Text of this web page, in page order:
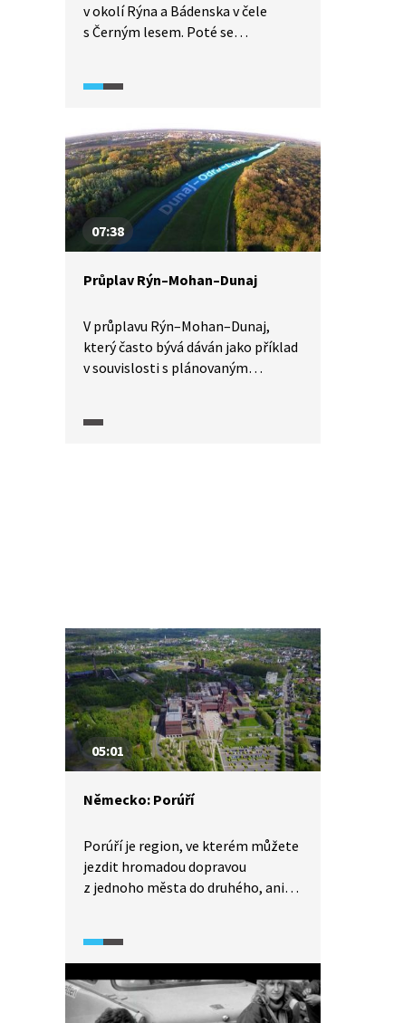
v okolí Rýna a Bádenska v čele
s Černým lesem. Poté se
(Bollenhut), které se v rodinách
a mohou vážit až 2 kilogramy.
07:38
Průplav Rýn–Mohan–Dunaj
V průplavu Rýn–Mohan–Dunaj,
který často bývá dáván jako příklad
v souvislosti s plánovaným
Kontejnery se v poslední době
05:01
Německo: Porúří
Porúří je region, ve kterém můžete
jezdit hromadou dopravou
z jednoho města do druhého, aniž
hustě osídlený region se začal
revoluce především díky bohatým
nalezištím černého uhlí.